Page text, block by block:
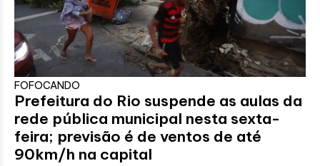
FOFOCANDO
Prefeitura do Rio suspende as aulas da
rede pública municipal nesta sexta-
feira; previsão é de ventos de até
90km/h na capital